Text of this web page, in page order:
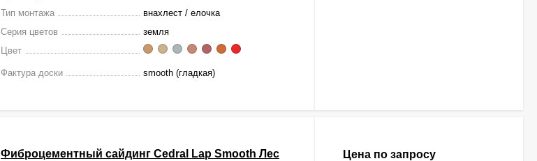
Тип монтажа
внахлест / елочка
Серия цветов
земля
Цвет
Фактура доски smooth (гладкая)
Фиброцементный сайдинг Cedral Lap Smooth Лес Цена по запросу